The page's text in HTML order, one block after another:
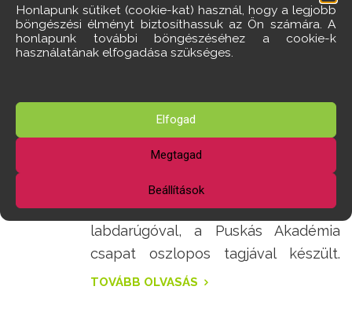
Honlapunk sütiket (cookie-kat) használ, hogy a legjobb
böngészési élményt biztosíthassuk az Ön számára. A
honlapunk további böngészéséhez a cookie-k
használatának elfogadása szükséges.
Elfogad
Megtagad
Beállítások
JAN
06
János ,labdarúgás ,Puskás Akadémia
János
labdarúgóval
Következő riportunk a törökbálinti
Hegedűs Jánossal, válogatott
labdarúgóval, a Puskás Akadémia
csapat oszlopos tagjával készült.
TOVÁBB OLVASÁS